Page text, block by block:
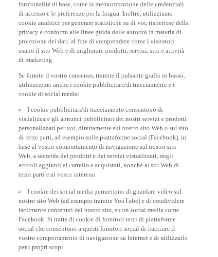
funzionalità di base, come la memorizzazione delle credenziali
di accesso e le preferenze per la lingua. Inoltre, utilizziamo
cookie analitici per generare statistiche su di voi, rispettose della
privacy e conformi alle linee guida delle autorità in materia di
protezione dei dati, al fine di comprendere come i visitatori
usano il sito Web e di migliorare prodotti, servizi, sito e attività
di marketing.
Se fornite il vostro consenso, tramite il pulsante giallo in basso,
utilizzeremo anche i cookie pubblicitari/di tracciamento e i
cookie di social media:
I cookie pubblicitari/di tracciamento consentono di
visualizzare gli annunci pubblicitari dei nostri servizi e prodotti
personalizzati per voi, direttamente sul nostro sito Web o sul sito
di terze parti, ad esempio sulle piattaforme social (Facebook), in
base al vostro comportamento di navigazione sul nostro sito
Web, a seconda dei prodotti e dei servizi visualizzati, degli
articoli aggiunti al carrello e acquistati, nonché ai siti Web di
terze parti e ai vostri interessi.
I cookie dei social media permettono di guardare video sul
nostro sito Web (ad esempio tramite YouTube) e di condividere
facilmente contenuti del nostro sito, su un social media come
Facebook. Si tratta di cookie di fornitori terzi di piattaforme
social che consentono a questi fornitori social di tracciare il
vostro comportamento di navigazione su Internet e di utilizzarlo
per i propri scopi.